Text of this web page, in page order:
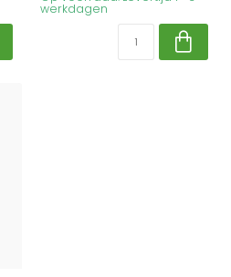
werkdagen